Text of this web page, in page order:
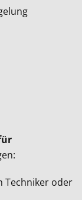
Techniker oder